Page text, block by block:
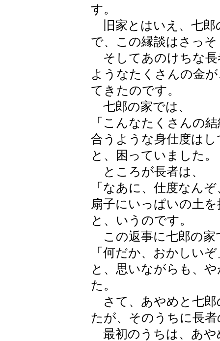
す。
旧家とはいえ、七郎
で、この縁談はさっ
そしてあのけちな長
ようなたくさんの金
てきたのです。
七郎の家では、
「こんなたくさんの
合うような身仕度は
と、困っていました。
ところが長者は、
「なあに、仕度なん
扇子にいっぱいの土
と、いうのです。
この返事に七郎の家
「何だか、おかしいぞ
と、思いながらも、
た。
さて、あやめと七郎
たが、そのうちに長
最初のうちは、あや